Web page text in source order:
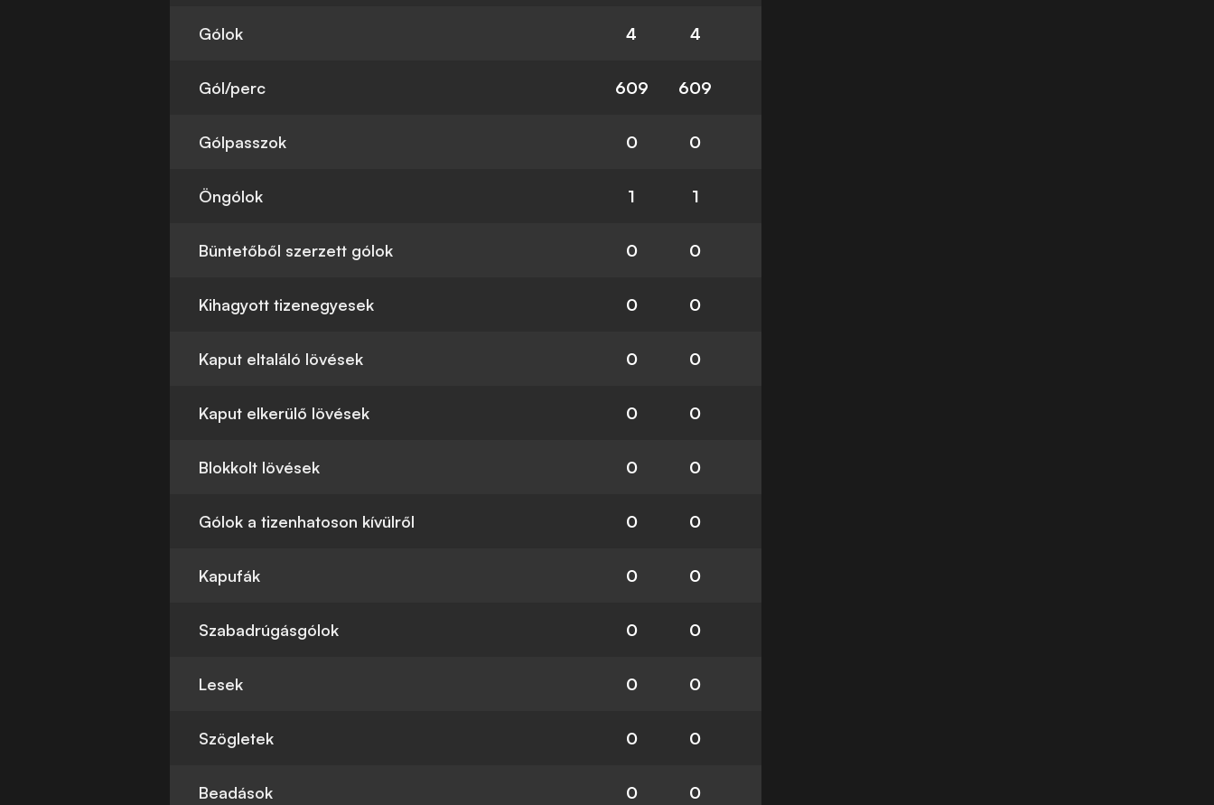
Gólok 4 4
Gól/perc 609 609
Gólpasszok 0 0
Öngólok 1 1
Büntetőből szerzett gólok 0 0
Kihagyott tizenegyesek 0 0
Kaput eltaláló lövések 0 0
Kaput elkerülő lövések 0 0
Blokkolt lövések 0 0
Gólok a tizenhatoson kívülről 0 0
Kapufák 0 0
Szabadrúgásgólok 0 0
Lesek 0 0
Szögletek 0 0
Beadások 0 0